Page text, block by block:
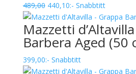
489,00 Det
ursprungliga
priset
var:
440,10Det
nuvarande
priset
är:
440,10.
:- Snabbtitt
Mazzetti
Barbera Aged (50
399,00:- Snabbtitt